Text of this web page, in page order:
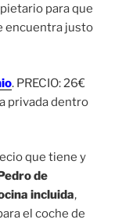
para que
encuentra justo
. PRECIO: 26€
privada dentro
que tiene y
de
incluida,
el coche de